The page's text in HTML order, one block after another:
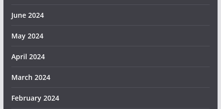
June 2024
May 2024
April 2024
March 2024
February 2024